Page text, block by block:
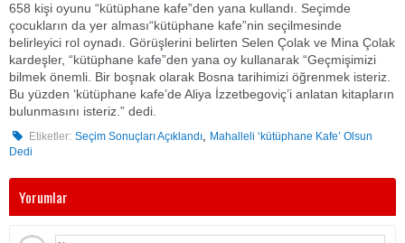
658 kişi oyunu “kütüphane kafe”den yana kullandı. Seçimde
çocukların da yer alması“kütüphane kafe”nin seçilmesinde
belirleyici rol oynadı. Görüşlerini belirten Selen Çolak ve Mina Çolak
kardeşler, “kütüphane kafe”den yana oy kullanarak “Geçmişimizi
bilmek önemli. Bir boşnak olarak Bosna tarihimizi öğrenmek isteriz.
Bu yüzden ‘kütüphane kafe’de Aliya İzzetbegoviç’i anlatan kitapların
bulunmasını isteriz.” dedi.
Etiketler: Seçim Sonuçları Açıklandı, Mahalleli ‘kütüphane Kafe’ Olsun
Dedi
Yorumlar